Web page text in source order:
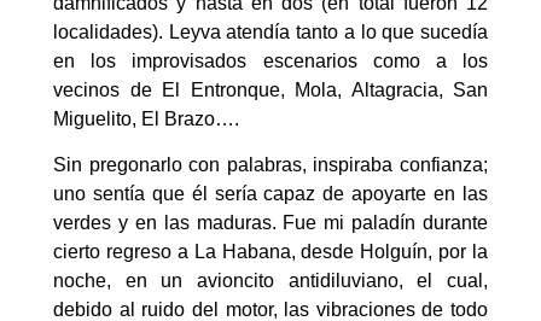
localidades). Leyva atendía tanto a lo que sucedía
en los improvisados escenarios como a los
vecinos de El Entronque, Mola, Altagracia, San
Miguelito, El Brazo….
Sin pregonarlo con palabras, inspiraba confianza;
uno sentía que él sería capaz de apoyarte en las
verdes y en las maduras. Fue mi paladín durante
cierto regreso a La Habana, desde Holguín, por la
noche, en un avioncito antidiluviano, el cual,
debido al ruido del motor, las vibraciones de todo